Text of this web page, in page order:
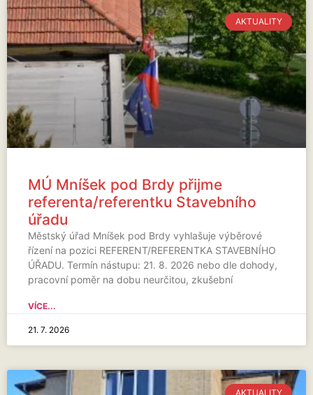
AKTUALITY
MÚ Mníšek pod Brdy přijme
referenta/referentku Stavebního
úřadu
Městský úřad Mníšek pod Brdy vyhlašuje výběrové
řízení na pozici REFERENT/REFERENTKA STAVEBNÍHO
ÚŘADU. Termín nástupu: 21. 8. 2026 nebo dle dohody,
pracovní poměr na dobu neurčitou, zkušební
VÍCE...
21. 7. 2026
AKTUALITY